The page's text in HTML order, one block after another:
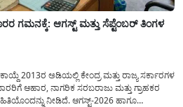
ಗಮನಕ್ಕೆ: ಆಗಸ್ಟ್ ಮತ್ತು ಸೆಪ್ಟೆಂಬರ್ ತಿಂಗಳ
2013ರ ಅಡಿಯಲ್ಲಿ ಕೇಂದ್ರ ಮತ್ತು ರಾಜ್ಯ ಸರ್ಕಾರಗಳ
ಆಹಾರ, ನಾಗರಿಕ ಸರಬರಾಜು ಮತ್ತು ಗ್ರಾಹಕರ
ನೀಡಿದೆ. ಆಗಸ್ಟ್-2026 ಹಾಗೂ